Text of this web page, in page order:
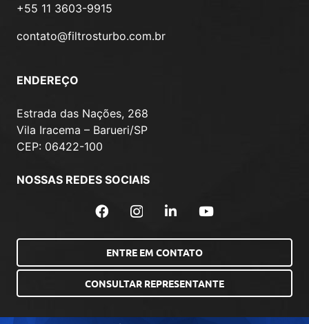
+55 11 3603-9915
contato@filtrosturbo.com.br
ENDEREÇO
Estrada das Nações, 268
Vila Iracema – Barueri/SP
CEP: 06422-100
NOSSAS REDES SOCIAIS
ENTRE EM CONTATO
CONSULTAR REPRESENTANTE